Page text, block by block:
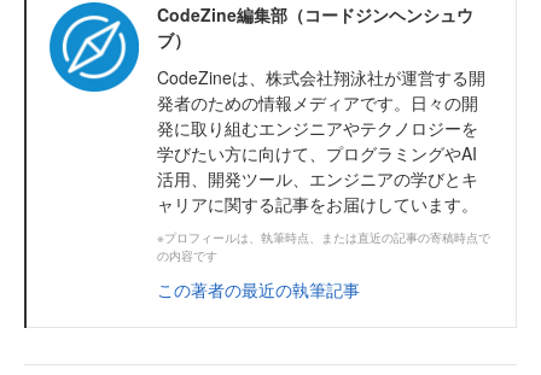
CodeZine編集部（コードジンヘンシュウ
ブ）
CodeZineは、株式会社翔泳社が運営する開
発者のための情報メディアです。日々の開
発に取り組むエンジニアやテクノロジーを
学びたい方に向けて、プログラミングやAI
活用、開発ツール、エンジニアの学びとキ
ャリアに関する記事をお届けしています。
※プロフィールは、執筆時点、または直近の記事の寄稿時点で
の内容です
この著者の最近の執筆記事